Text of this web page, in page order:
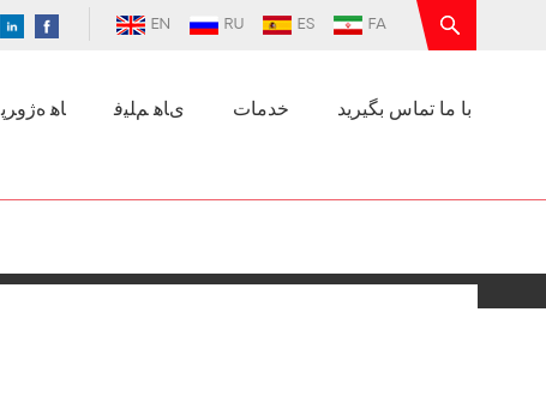
EN RU ES FA
ﺎﻫ ﻩﮊﻭﺮﭘ ﯼﺎﻫ ﻢﻠﯿﻓ خدمات با ما تماس بگیرید